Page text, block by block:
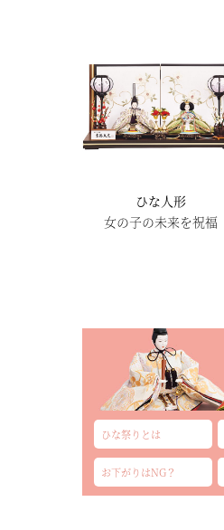
ひな人形
女の子の未来を祝福
ひな祭りとは
お下がりはNG？